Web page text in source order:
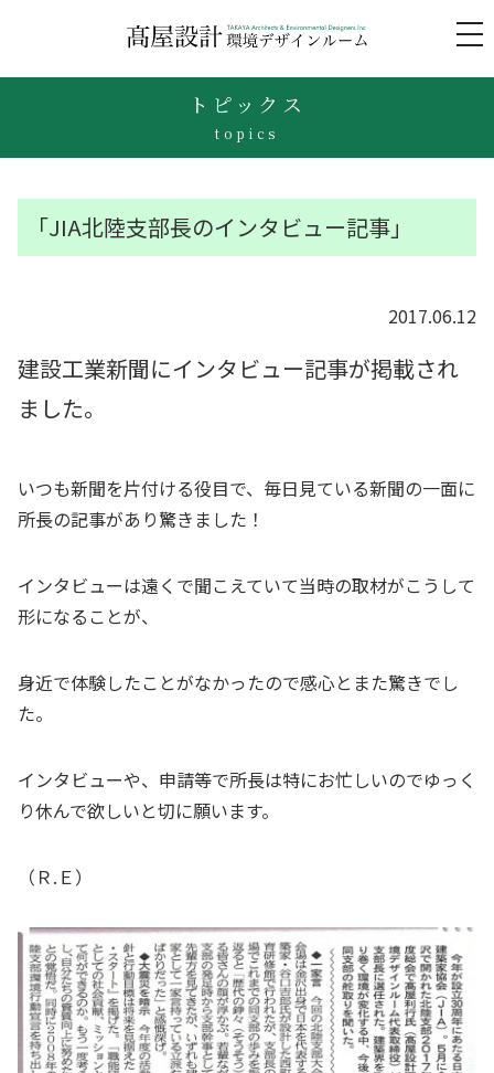
トピックス
topics
「JIA北陸支部長のインタビュー記事」
2017.06.12
建設工業新聞にインタビュー記事が掲載され
ました。
いつも新聞を片付ける役目で、毎日見ている新聞の一面に
所長の記事があり驚きました！
インタビューは遠くで聞こえていて当時の取材がこうして
形になることが、
身近で体験したことがなかったので感心とまた驚きでし
た。
インタビューや、申請等で所長は特にお忙しいのでゆっく
り休んで欲しいと切に願います。
（Ｒ.Ｅ）